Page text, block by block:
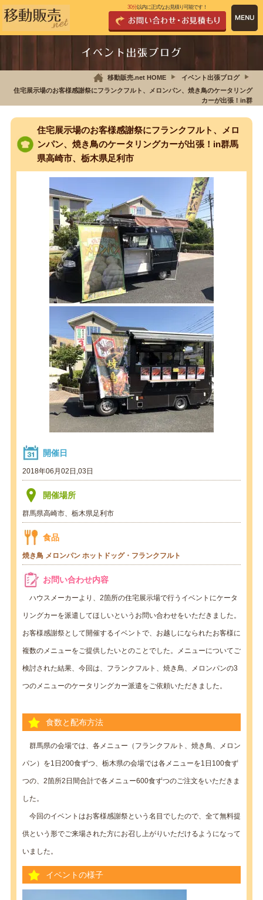
30分以内に正式なお見積り可能です！
イベント出張ブログ
移動販売.net HOME
イベント出張ブログ
住宅展示場のお客様感謝祭にフランクフルト、メロンパン、焼き鳥のケータリング
カーが出張！in群
住宅展示場のお客様感謝祭にフランクフルト、メロ
ンパン、焼き鳥のケータリングカーが出張！in群馬
県高崎市、栃木県足利市
開催日
2018年06月02日,03日
開催場所
群馬県高崎市、栃木県足利市
食品
焼き鳥 メロンパン ホットドッグ・フランクフルト
お問い合わせ内容
ハウスメーカーより、2箇所の住宅展示場で行うイベントにケータ
リングカーを派遣してほしいというお問い合わせをいただきました。
お客様感謝祭として開催するイベントで、お越しになられたお客様に
複数のメニューをご提供したいとのことでした。メニューについてご
検討された結果、今回は、フランクフルト、焼き鳥、メロンパンの3
つのメニューのケータリングカー派遣をご依頼いただきました。
食数と配布方法
群馬県の会場では、各メニュー（フランクフルト、焼き鳥、メロン
パン）を1日200食ずつ、栃木県の会場では各メニューを1日100食ず
つの、2箇所2日間合計で各メニュー600食ずつのご注文をいただきま
した。
今回のイベントはお客様感謝祭という名目でしたので、全て無料提
供という形でご来場された方にお召し上がりいただけるようになって
いました。
イベントの様子